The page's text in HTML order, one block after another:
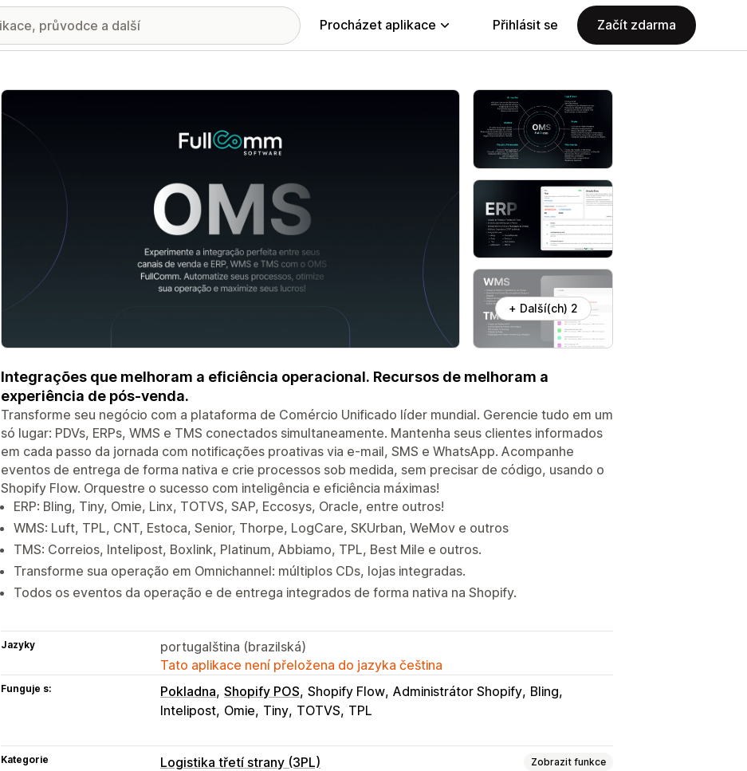
Procházet aplikace Přihlásit se Začít zdarma
Galerie propagovaných obrázků
+ Další(ch) 2
Integrações que melhoram a eficiência operacional. Recursos de melhoram a
experiência de pós-venda.
Transforme seu negócio com a plataforma de Comércio Unificado líder mundial. Gerencie tudo em um
só lugar: PDVs, ERPs, WMS e TMS conectados simultaneamente. Mantenha seus clientes informados
em cada passo da jornada com notificações proativas via e-mail, SMS e WhatsApp. Acompanhe
eventos de entrega de forma nativa e crie processos sob medida, sem precisar de código, usando o
Shopify Flow. Orquestre o sucesso com inteligência e eficiência máximas!
ERP: Bling, Tiny, Omie, Linx, TOTVS, SAP, Eccosys, Oracle, entre outros!
WMS: Luft, TPL, CNT, Estoca, Senior, Thorpe, LogCare, SKUrban, WeMov e outros
TMS: Correios, Intelipost, Boxlink, Platinum, Abbiamo, TPL, Best Mile e outros.
Transforme sua operação em Omnichannel: múltiplos CDs, lojas integradas.
Todos os eventos da operação e de entrega integrados de forma nativa na Shopify.
Jazyky
portugalština (brazilská)
Tato aplikace není přeložena do jazyka čeština
Funguje s: Pokladna Shopify POS Shopify Flow Administrátor Shopify Bling
Intelipost Omie Tiny TOTVS TPL
Kategorie Logistika třetí strany (3PL) Zobrazit funkce